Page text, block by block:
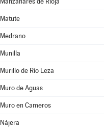
Matute
Medrano
Munilla
Murillo de Río Leza
Muro de Aguas
Muro en Cameros
Nájera